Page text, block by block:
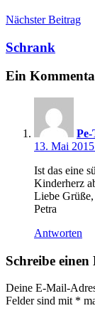
Nächster Beitrag
Schrank
Ein
13. Mai
Ist das eine
Kinderherz
Liebe Grüße,
Petra
Antworten
Schreibe
Deine E-Mail-
Felder sind mit *